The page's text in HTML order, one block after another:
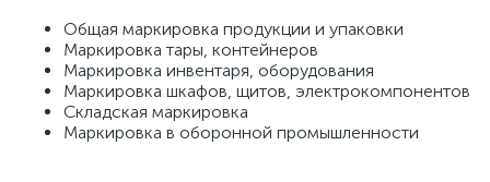
Общая маркировка продукции и упаковки
Маркировка тары, контейнеров
Маркировка инвентаря, оборудования
Маркировка шкафов, щитов, электрокомпонентов
Складская маркировка
Маркировка в оборонной промышленности